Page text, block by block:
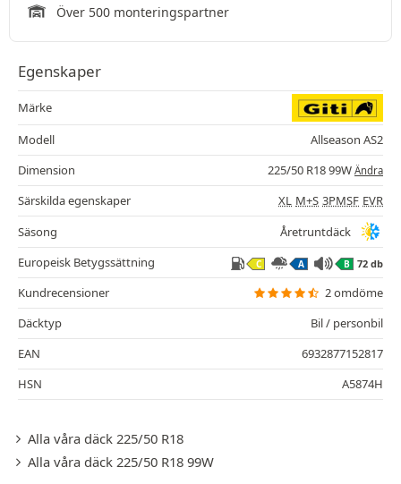
Över 500 monteringspartner
Egenskaper
Märke
Modell
Allseason AS2
Dimension
225/50 R18 99W Ändra
Särskilda egenskaper XL M+S 3PMSF EVR
Säsong
Åretruntdäck
Europeisk Betygssättning
C A B 72 db
Kundrecensioner
2 omdöme
Däcktyp
Bil / personbil
EAN
6932877152817
HSN
A5874H
Alla våra däck 225/50 R18
Alla våra däck 225/50 R18 99W